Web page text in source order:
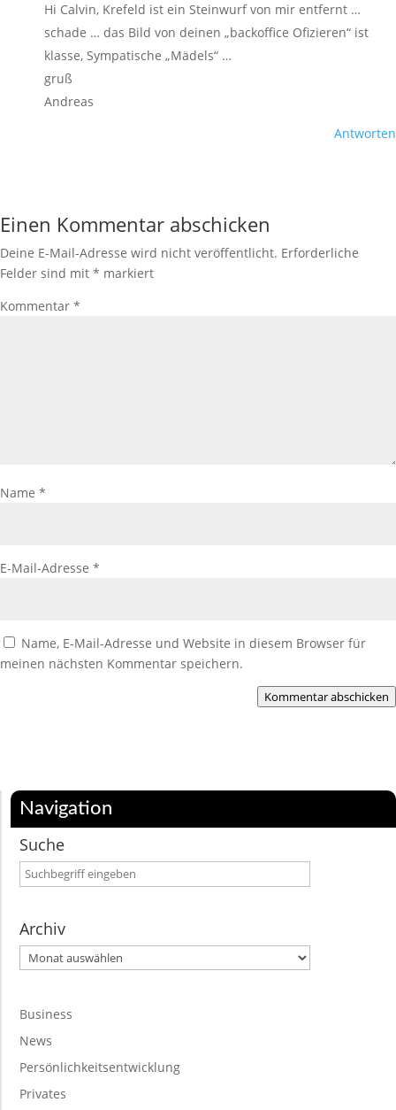
Hi Calvin, Krefeld ist ein Steinwurf von mir entfernt …
schade … das Bild von deinen „backoffice Ofizieren“ ist
klasse, Sympatische „Mädels“ …
gruß
Andreas
Antworten
Einen Kommentar abschicken
Deine E-Mail-Adresse wird nicht veröffentlicht. Erforderliche
Felder sind mit * markiert
Kommentar *
Name *
E-Mail-Adresse *
Name, E-Mail-Adresse und Website in diesem Browser für
meinen nächsten Kommentar speichern.
Kommentar abschicken
Navigation
Suche
Archiv
Archiv
Business
News
Persönlichkeitsentwicklung
Privates